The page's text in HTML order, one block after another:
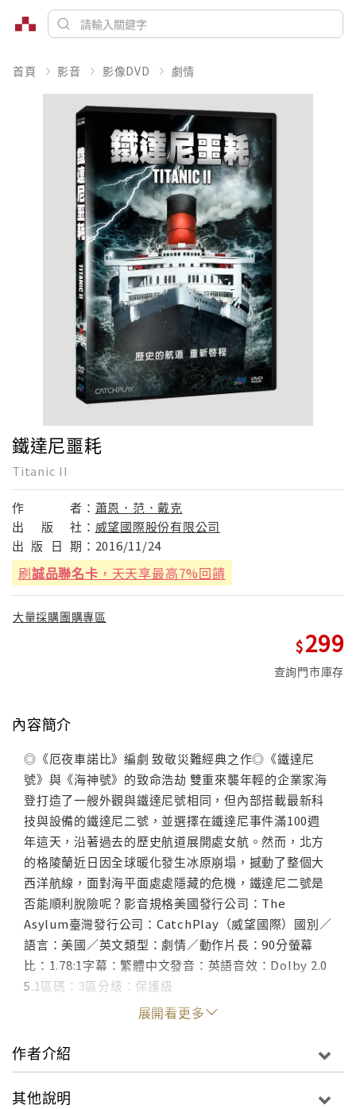
首頁 影音 影像DVD 劇情
鐵達尼噩耗
Titanic II
作 者： 蕭恩．范．戴克
出
版 社： 威望國際股份有限公司
出 版 日 期： 2016/11/24
刷誠品聯名卡 ，天天享最高7%回饋
大量採購團購專區
299
查詢門市庫存
內容簡介
◎《厄夜車諾比》編劇 致敬災難經典之作◎《鐵達尼
號》與《海神號》的致命浩劫 雙重來襲年輕的企業家海
登打造了一艘外觀與鐵達尼號相同，但內部搭載最新科
技與設備的鐵達尼二號，並選擇在鐵達尼事件滿100週
年這天，沿著過去的歷史航道展開處女航。然而，北方
的格陵蘭近日因全球暖化發生冰原崩塌，撼動了整個大
西洋航線，面對海平面處處隱藏的危機，鐵達尼二號是
否能順利脫險呢？影音規格美國發行公司：The
Asylum臺灣發行公司：CatchPlay（威望國際）國別／
語言：美國／英文類型：劇情／動作片長：90分螢幕
比：1.78:1字幕：繁體中文發音：英語音效：Dolby 2.0
5.1區碼：3區分級：保護級
展開看更多
作者介紹
其他說明